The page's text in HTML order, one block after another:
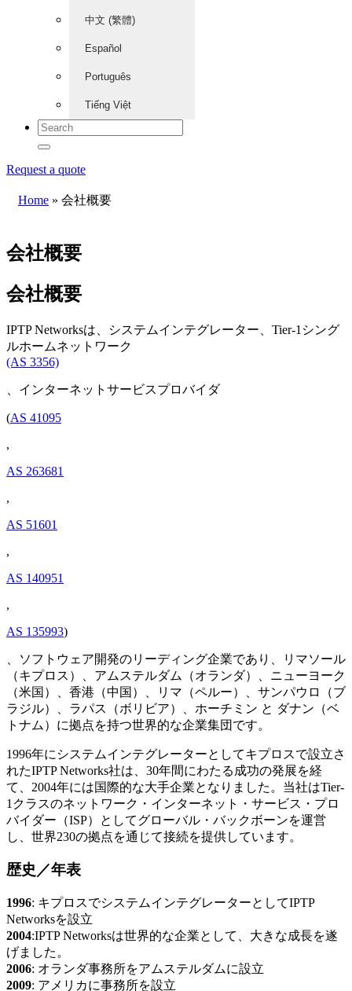
中文 (繁體)
Español
Português
Tiếng Việt
Request a quote
Home » 会社概要
会社概要
会社概要
IPTP Networksは、システムインテグレーター、Tier-1シング
ルホームネットワーク
(AS 3356)
、インターネットサービスプロバイダ
(AS 41095
,
AS 263681
,
AS 51601
,
AS 140951
,
AS 135993)
、ソフトウェア開発のリーディング企業であり、リマソール
（キプロス）、アムステルダム（オランダ）、ニューヨーク
（米国）、香港（中国）、リマ（ペルー）、サンパウロ（ブ
ラジル）、ラパス（ボリビア）、ホーチミン と ダナン（ベ
トナム）に拠点を持つ世界的な企業集団です。
1996年にシステムインテグレーターとしてキプロスで設立さ
れたIPTP Networks社は、30年間にわたる成功の発展を経
て、2004年には国際的な大手企業となりました。当社はTier-
1クラスのネットワーク・インターネット・サービス・プロ
バイダー（ISP）としてグローバル・バックボーンを運営
し、世界230の拠点を通じて接続を提供しています。
歴史／年表
1996: キプロスでシステムインテグレーターとしてIPTP
Networksを設立
2004:IPTP Networksは世界的な企業として、大きな成長を遂
げました。
2006: オランダ事務所をアムステルダムに設立
2009: アメリカに事務所を設立